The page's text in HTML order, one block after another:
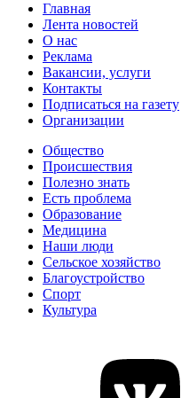
Главная
Лента новостей
О нас
Реклама
Вакансии, услуги
Контакты
Подписаться на газету
Организации
Общество
Происшествия
Полезно знать
Есть проблема
Образование
Медицина
Наши люди
Сельское хозяйство
Благоустройство
Спорт
Культура